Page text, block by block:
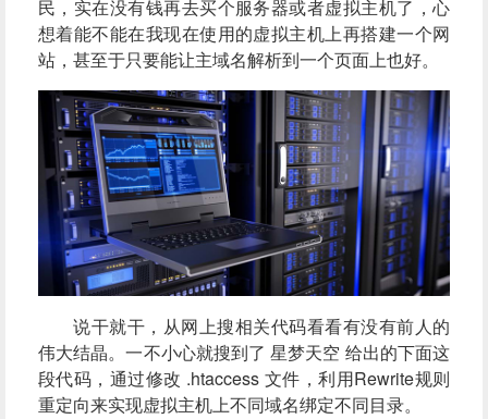
民，实在没有钱再去买个服务器或者虚拟主机了，心
想着能不能在我现在使用的虚拟主机上再搭建一个网
站，甚至于只要能让主域名解析到一个页面上也好。
说干就干，从网上搜相关代码看看有没有前人的
伟大结晶。一不小心就搜到了星梦天空 给出的下面这
段代码，通过修改 .htaccess 文件，利用Rewrite规则
重定向来实现虚拟主机上不同域名绑定不同目录。